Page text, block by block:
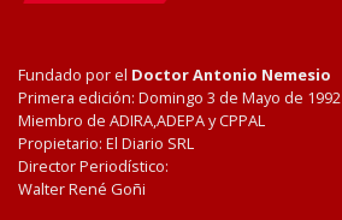
Fundado por el Doctor Antonio Nemesio
Primera edición: Domingo 3 de Mayo de 1992
Miembro de ADIRA,ADEPA y CPPAL
Propietario: El Diario SRL
Director Periodístico:
Walter René Goñi